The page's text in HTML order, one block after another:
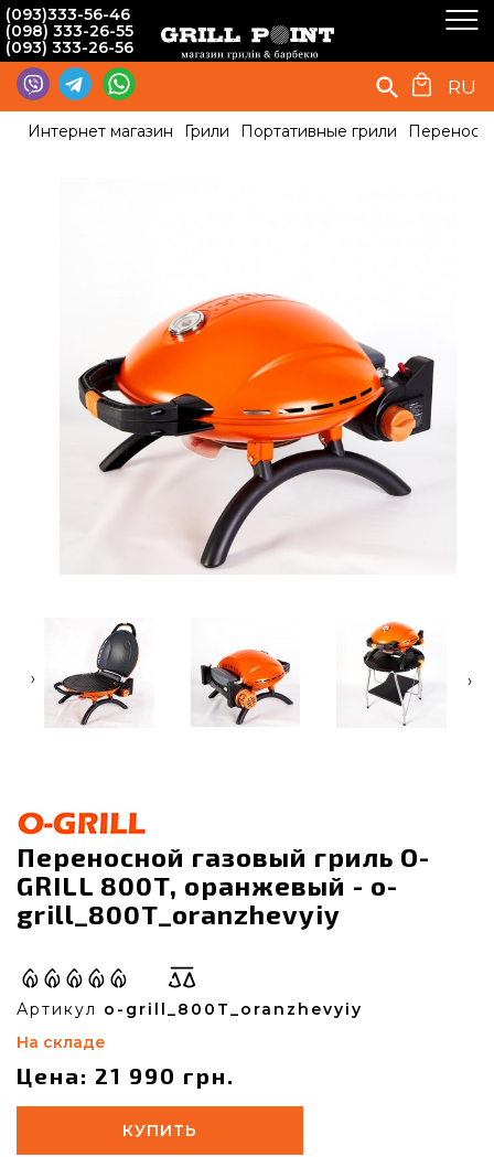
(093)333-56-46
(098) 333-26-55
(093) 333-26-56
RU
Интернет магазин Грили Портативные грили
‹ ›
Переносной газовый гриль O-
GRILL 800T, оранжевый - o-
grill_800T_oranzhevyiy
Артикул o-grill_800T_oranzhevyiy
На складе
Цена: 21 990 грн.
КУПИТЬ